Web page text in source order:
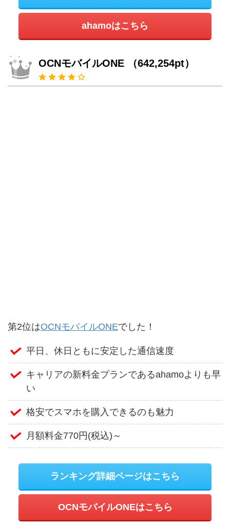
ahamoはこちら
OCNモバイルONE （642,254pt）
第2位はOCNモバイルONEでした！
平日、休日ともに安定した通信速度
キャリアの新料金プランであるahamoよりも早
い
格安でスマホを購入できるのも魅力
月額料金770円(税込)～
ランキング詳細ページはこちら
OCNモバイルONEはこちら